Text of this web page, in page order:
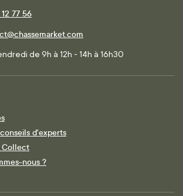
77 56
de 9h à 12h - 14h à 16h30
d'experts
Collect
nous ?